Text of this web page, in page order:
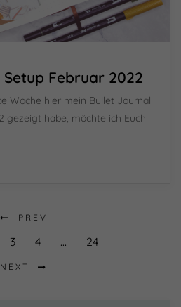
Februar 2022
Woche hier mein Bullet Journal
gezeigt habe, möchte ich Euch
PREV
3 4 … 24
NEXT